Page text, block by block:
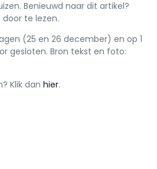
Benieuwd naar dit artikel?
te lezen.
(25 en 26 december) en op 1
gesloten. Bron tekst en foto:
Klik dan hier.